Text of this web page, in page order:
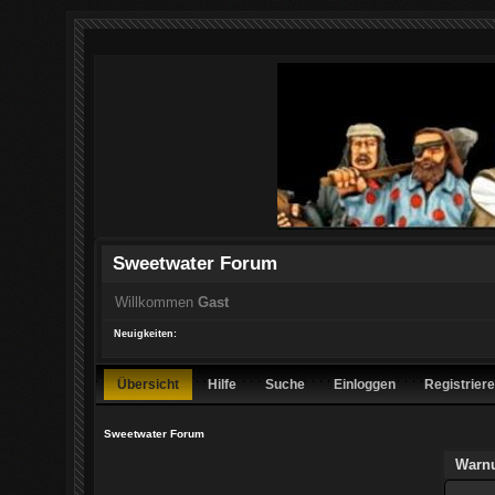
Sweetwater Forum
Willkommen Gast
Neuigkeiten:
Übersicht Hilfe Suche Einloggen
Sweetwater Forum